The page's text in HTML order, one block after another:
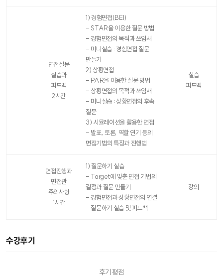
면접질문
실습과
피드백
2시간
1) 경험면접(BEI)
- STAR을 이용한 질문 방법
- 경험면접의 목적과 쓰임새
- 미니실습 : 경험면접 질문
만들기
2) 상황면접
- PAR을 이용한 질문 방법
- 상황면접의 목적과 쓰임새
- 미니실습 : 상황면접의 후속
질문
3) 시뮬레이션을 활용한 면접
- 발표, 토론, 역할 연기 등의
면접기법의 특징과 진행법
실습
피드백
면접진행과
면접관
주의사항
1시간
1) 질문하기 실습
- Target에 맞춘 면접 기법의
결정과 질문 만들기
- 경험면접과 상황면접의 연결
- 질문하기 실습 및 피드백
강의
수강후기
후기 평점